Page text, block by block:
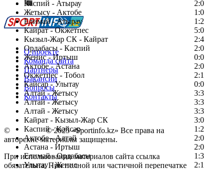
Каспий - Атырау
2:0
Жетысу - Актобе
1:0
Елимай - Атырау
1:2
Кайрат - Окжетпес
5:0
Кызыл-Жар СК - Кайрат
2:4
Ордабасы - Каспий
2:0
Женис - Иртыш
0:0
Актобе - Астана
2:0
Окжетпес - Тобол
2:1
Кайсар - Улытау
0:0
Алтай - Жетысу
3:3
Алтай - Жетысу
3:3
Алтай - Жетысу
3:3
Кайрат - Кызыл-Жар СК
3:0
Каспий - Кайсар
1:2
Актобе - Алтай
2:0
Астана - Иртыш
2:0
Елимай - Ордабасы
1:3
Улытау - Женис
2:1
Перейти на старый сайт
О проекте
Команда сайта
Партнеры
Вакансии
Вопросы
Контакты
© Copyright© 2025 «Sportinfo.kz» Все права на
авторские материалы защищены.
При использовании материалов сайта ссылка
обязательна. При полной или частичной перепечатке